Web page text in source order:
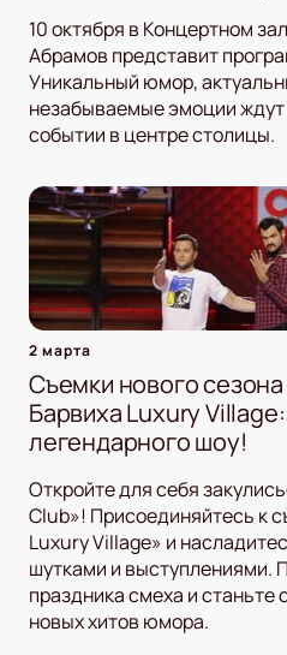
10 октября в Концертном
Абрамов представит
Уникальный юмор,
незабываемые эмоции ждут
событии в центре столицы.
2 марта
Съемки нового
Барвиха Luxury
легендарного шоу!
Откройте для себя
Club»! Присоединяйтесь к
Luxury Village» и
шутками и выступлениями.
праздника смеха и станьте
новых хитов юмора.